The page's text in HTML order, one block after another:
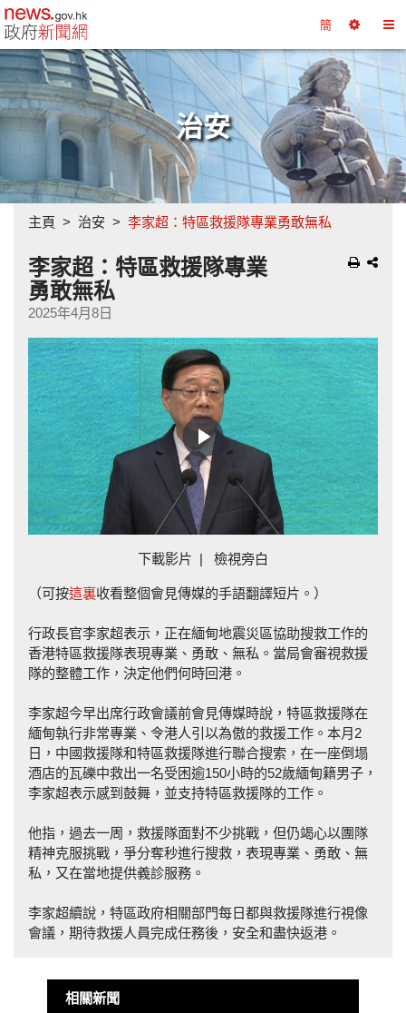
政府新聞網主頁 簡
擇
換
目
錄
治安
主頁 治安 李家超：特區救援隊專業勇敢無私
李家超：特區救援隊專業
勇敢無私
2025年4月8日
Play
Video
下載影片 | 檢視旁白
（可按這裏收看整個會見傳媒的手語翻譯短片。）
行政長官李家超表示，正在緬甸地震災區協助搜救工作的
香港特區救援隊表現專業、勇敢、無私。當局會審視救援
隊的整體工作，決定他們何時回港。
李家超今早出席行政會議前會見傳媒時說，特區救援隊在
緬甸執行非常專業、令港人引以為傲的救援工作。本月2
日，中國救援隊和特區救援隊進行聯合搜索，在一座倒塌
酒店的瓦礫中救出一名受困逾150小時的52歲緬甸籍男子，
李家超表示感到鼓舞，並支持特區救援隊的工作。
他指，過去一周，救援隊面對不少挑戰，但仍竭心以團隊
精神克服挑戰，爭分奪秒進行搜救，表現專業、勇敢、無
私，又在當地提供義診服務。
李家超續說，特區政府相關部門每日都與救援隊進行視像
會議，期待救援人員完成任務後，安全和盡快返港。
相關新聞